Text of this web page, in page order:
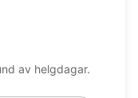
av helgdagar.